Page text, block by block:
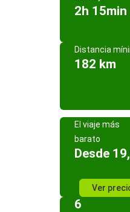
2h 15min
Distancia
182 km
El viaje más
barato
Desde
Ver
6